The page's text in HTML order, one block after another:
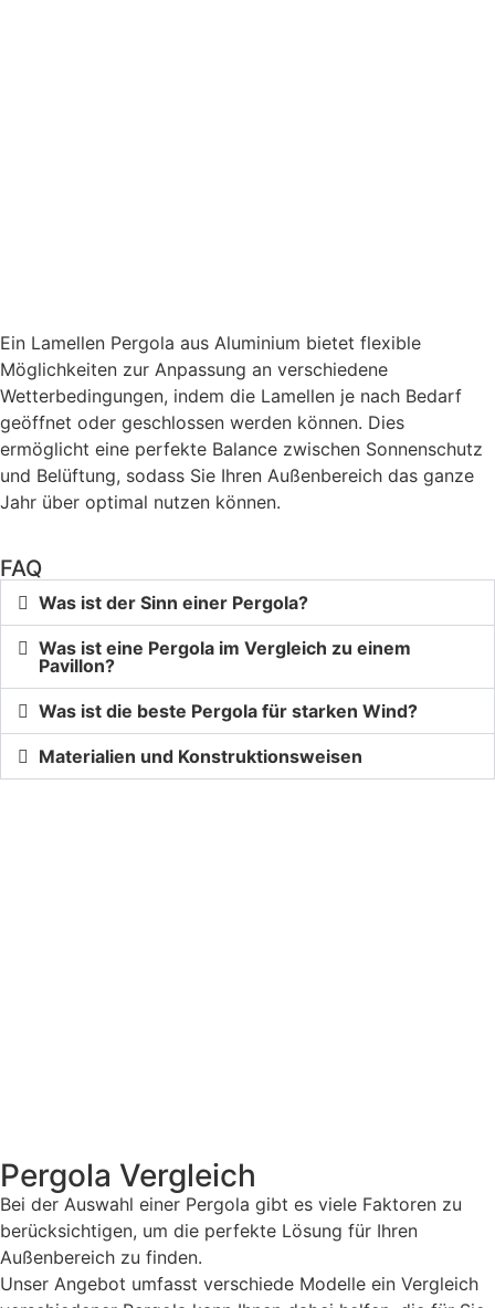
Ein Lamellen Pergola aus Aluminium bietet flexible
Möglichkeiten zur Anpassung an verschiedene
Wetterbedingungen, indem die Lamellen je nach Bedarf
geöffnet oder geschlossen werden können. Dies
ermöglicht eine perfekte Balance zwischen Sonnenschutz
und Belüftung, sodass Sie Ihren Außenbereich das ganze
Jahr über optimal nutzen können.
FAQ
Was ist der Sinn einer Pergola?
Was ist eine Pergola im Vergleich zu einem
Pavillon?
Was ist die beste Pergola für starken Wind?
Materialien und Konstruktionsweisen
Pergola Vergleich
Bei der Auswahl einer Pergola gibt es viele Faktoren zu
berücksichtigen, um die perfekte Lösung für Ihren
Außenbereich zu finden.
Unser Angebot umfasst verschiede Modelle ein Vergleich